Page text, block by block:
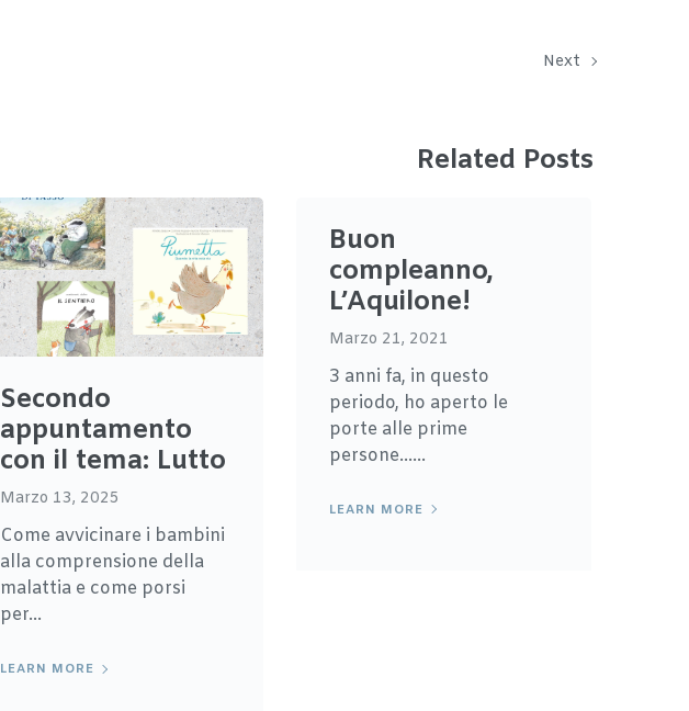
Next
Related Posts
Secondo
appuntamento
con il tema: Lutto
Marzo 13, 2025
Come avvicinare i bambini
alla comprensione della
malattia e come porsi
per...
LEARN MORE
Buon
compleanno,
L’Aquilone!
Marzo 21, 2021
3 anni fa, in questo
periodo, ho aperto le
porte alle prime
persone......
LEARN MORE